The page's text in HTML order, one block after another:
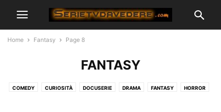
Home Fantasy Page 8
FANTASY
COMEDY CURIOSITÀ DOCUSERIE DRAMA FANTASY HORROR